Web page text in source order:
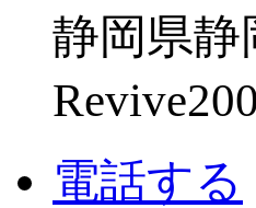
静岡県静
電話する